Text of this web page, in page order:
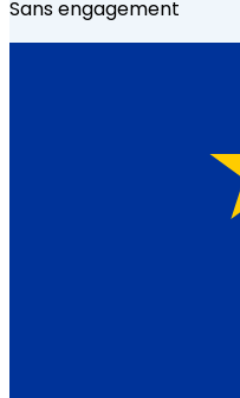
Sans engagement